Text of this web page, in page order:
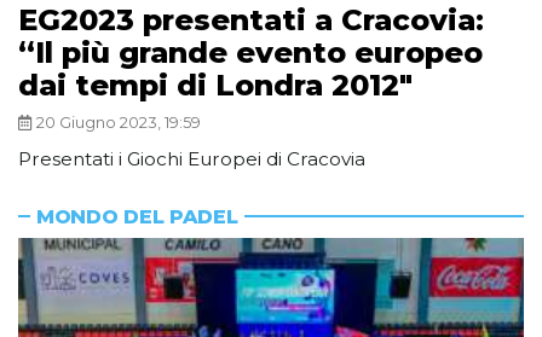
EG2023 presentati a Cracovia:
“Il più grande evento europeo
dai tempi di Londra 2012″
20 Giugno 2023, 19:59
Presentati i Giochi Europei di Cracovia
MONDO DEL PADEL